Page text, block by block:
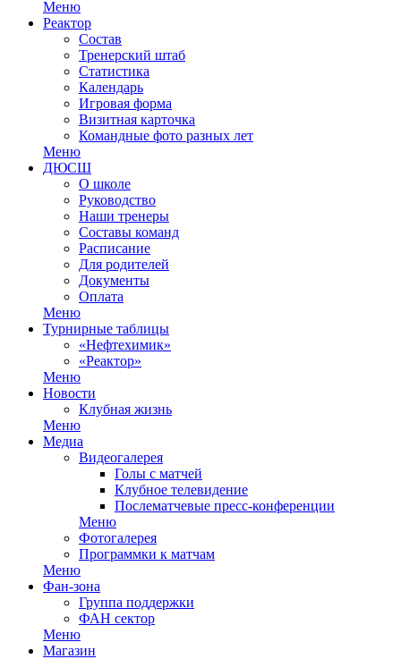
Меню
Реактор
Состав
Тренерский штаб
Статистика
Календарь
Игровая форма
Визитная карточка
Командные фото разных лет
Меню
ДЮСШ
О школе
Руководство
Наши тренеры
Составы команд
Расписание
Для родителей
Документы
Оплата
Меню
Турнирные таблицы
«Нефтехимик»
«Реактор»
Меню
Новости
Клубная жизнь
Меню
Медиа
Видеогалерея
Голы с матчей
Клубное телевидение
Послематчевые пресс-конференции
Меню
Фотогалерея
Программки к матчам
Меню
Фан-зона
Группа поддержки
ФАН сектор
Меню
Магазин